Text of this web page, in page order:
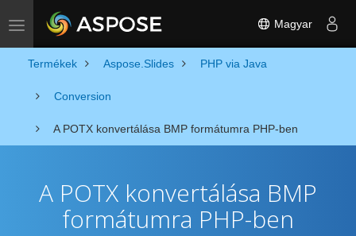
Toggle navigation Magyar
Termékek Aspose.Slides PHP via Java
Conversion
A POTX konvertálása BMP formátumra PHP-ben
A POTX konvertálása BMP
formátumra PHP-ben